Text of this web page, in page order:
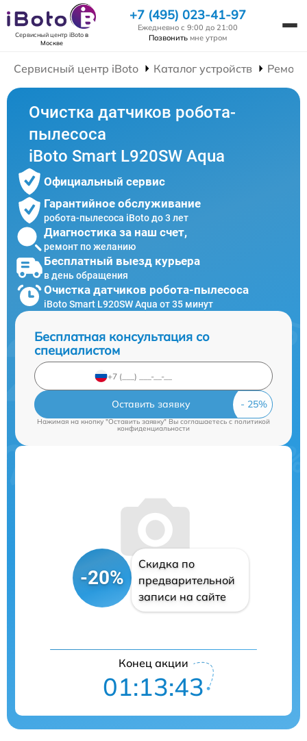
Сервисный центр iBotoв
Москве
+7 (495) 023-41-97
Ежедневно с 9:00 до 21:00
Позвонить мне утром
Сервисный центр iBoto Каталог устройств
Очистка датчиков робота-
пылесоса
iBoto Smart L920SW Aqua
Официальный сервис
Гарантийное обслуживание
робота-пылесоса iBoto до 3 лет
Диагностика за наш счет,
ремонт по желанию
Бесплатный выезд курьера
в день обращения
Очистка датчиков робота-пылесоса
iBoto Smart L920SW Aqua от 35 минут
Бесплатная консультация со
специалистом
Оставить заявку
Нажимая на кнопку "Оставить заявку" Вы соглашаетесь c политикой
конфиденциальности
-20%
Скидка по
предварительной
записи на сайте
Конец акции
01:13:42